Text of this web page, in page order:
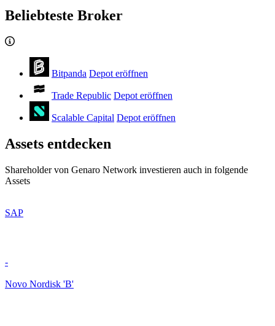
Beliebteste Broker
Bitpanda Depot eröffnen
Trade Republic Depot eröffnen
Scalable Capital Depot eröffnen
Assets entdecken
Shareholder von Genaro Network investieren auch in folgende
Assets
SAP
-
Novo Nordisk 'B'